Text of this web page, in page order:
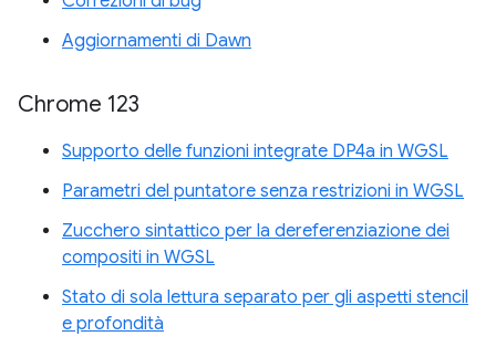
Aggiornamenti di Dawn
Chrome 123
Supporto delle funzioni integrate DP4a in WGSL
Parametri del puntatore senza restrizioni in WGSL
Zucchero sintattico per la dereferenziazione dei
compositi in WGSL
Stato di sola lettura separato per gli aspetti stencil
e profondità